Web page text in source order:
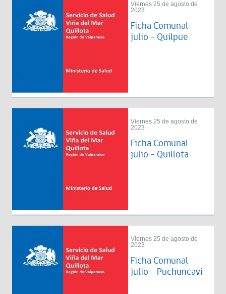
Viernes 25 de agosto de
2023
Ficha Comunal
julio - Quilpue
Viernes 25 de agosto de
2023
Ficha Comunal
julio - Quillota
Viernes 25 de agosto de
2023
Ficha Comunal
julio - Puchuncavi